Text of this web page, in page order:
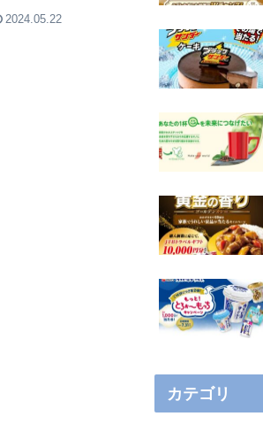
2024.05.22
カテゴリ